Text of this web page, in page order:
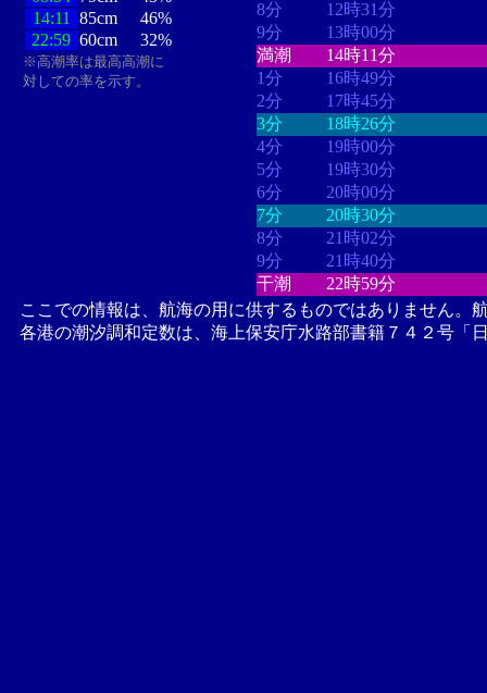
14:11
85cm
46%
22:59 60cm 32%
※高潮率は最高高潮に
対しての率を示す。
8分
12時31分
9分
13時00分
満潮
14時11分
1分
16時49分
2分
17時45分
3分
18時26分
4分
19時00分
5分
19時30分
6分
20時00分
7分
20時30分
8分
21時02分
9分
21時40分
干潮
22時59分
ここでの情報は、航海の用に供するものではありません。
各港の潮汐調和定数は、海上保安庁水路部書籍７４２号「